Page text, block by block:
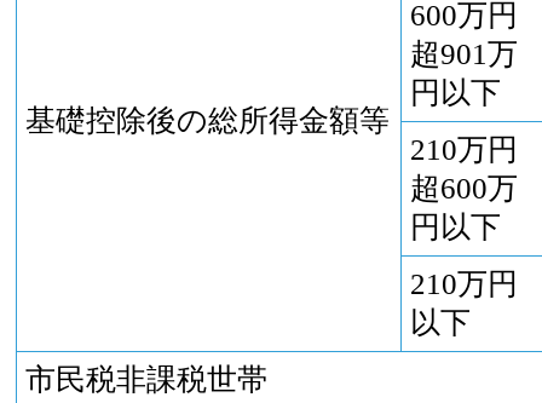
基礎控除後の総所得金額等
600万円
超901万
円以下
210万円
超600万
円以下
210万円
以下
市民税非課税世帯